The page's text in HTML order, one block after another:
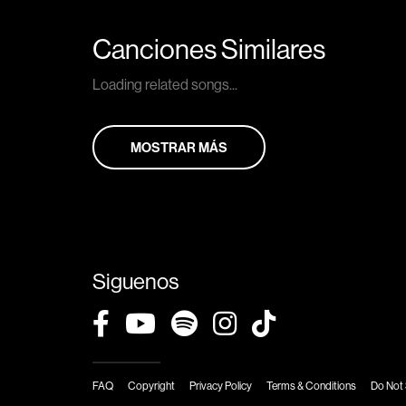
Canciones Similares
Loading related songs...
MOSTRAR MÁS
Siguenos
FAQ Copyright Privacy Policy Terms & Conditions Do Not